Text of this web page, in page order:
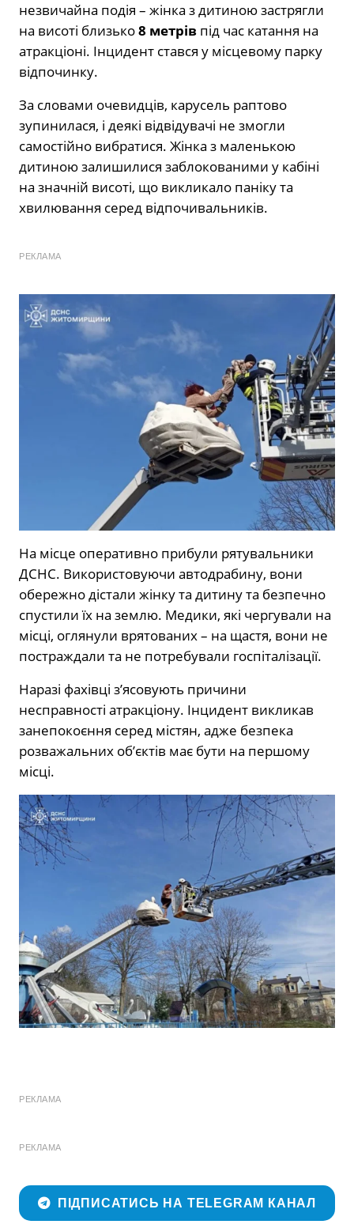
незвичайна подія – жінка з дитиною застрягли
на висоті близько8 метрів під час катання на
атракціоні. Інцидент стався у місцевому парку
відпочинку.
За словами очевидців, карусель раптово
зупинилася, і деякі відвідувачі не змогли
самостійно вибратися. Жінка з маленькою
дитиною залишилися заблокованими у кабіні
на значній висоті, що викликало паніку та
хвилювання серед відпочивальників.
РЕКЛАМА
На місце оперативно прибули рятувальники
ДСНС. Використовуючи автодрабину, вони
обережно дістали жінку та дитину та безпечно
спустили їх на землю. Медики, які чергували на
місці, оглянули врятованих – на щастя, вони не
постраждали та не потребували госпіталізації.
Наразі фахівці з’ясовують причини
несправності атракціону. Інцидент викликав
занепокоєння серед містян, адже безпека
розважальних об’єктів має бути на першому
місці.
РЕКЛАМА
РЕКЛАМА
ПІДПИСАТИСЬ НА TELEGRAM КАНАЛ